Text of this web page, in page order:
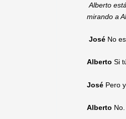
Alberto
mirando a
José No
Alberto Si
José Pero
Alberto